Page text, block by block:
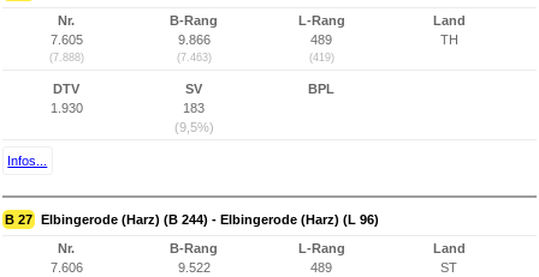
Nr.
7.605
(7.888)
B-Rang
9.866
(7.463)
L-Rang
489
(419)
Land
TH
DTV
1.930
SV
183
(9,5%)
BPL
Infos...
B 27 Elbingerode (Harz) (B 244) - Elbingerode (Harz) (L 96)
Nr.
7.606
B-Rang
9.522
L-Rang
489
Land
ST